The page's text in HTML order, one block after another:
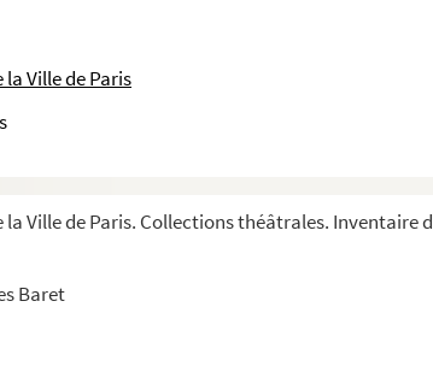
Ville de Paris
Ville de Paris. Collections théâtrales. Inventaire
Baret